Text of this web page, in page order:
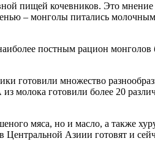
пищей кочевников. Это
– монголы питались
постным рацион
готовили множество
молока готовили более 20
мяса, но и масло, а также
Азиии готовят и